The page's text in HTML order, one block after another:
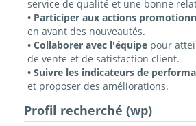
service de qualité et une bonne
• Participer aux actions
en avant des nouveautés.
• Collaborer avec l'équipepour
de vente et de satisfaction client.
• Suivre les indicateurs de
et proposer des améliorations.
Profil recherché (wp)